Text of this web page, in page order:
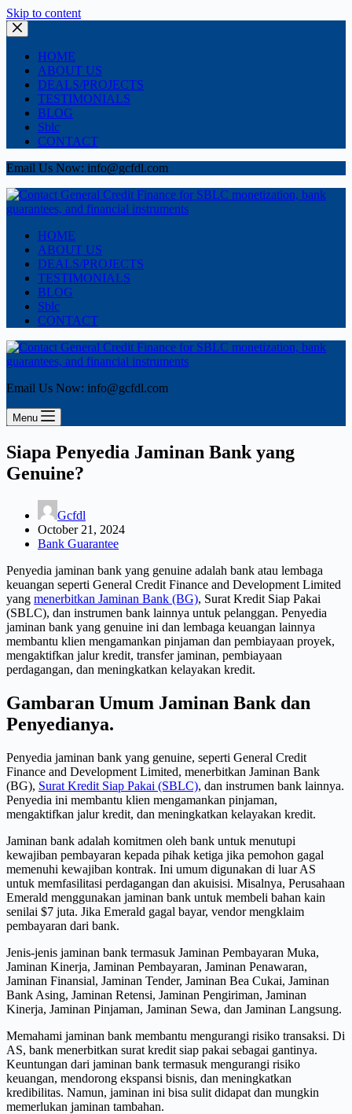
Skip to content
HOME
ABOUT US
DEALS/PROJECTS
TESTIMONIALS
BLOG
Sblc
CONTACT
Email Us Now: info@gcfdl.com
HOME
ABOUT US
DEALS/PROJECTS
TESTIMONIALS
BLOG
Sblc
CONTACT
Email Us Now: info@gcfdl.com
Menu
Siapa Penyedia Jaminan Bank yang
Genuine?
Gcfdl
October 21, 2024
Bank Guarantee
Penyedia jaminan bank yang genuine adalah bank atau lembaga
keuangan seperti General Credit Finance and Development Limited
yang menerbitkan Jaminan Bank (BG), Surat Kredit Siap Pakai
(SBLC), dan instrumen bank lainnya untuk pelanggan. Penyedia
jaminan bank yang genuine ini dan lembaga keuangan lainnya
membantu klien mengamankan pinjaman dan pembiayaan proyek,
mengaktifkan jalur kredit, transfer jaminan, pembiayaan
perdagangan, dan meningkatkan kelayakan kredit.
Gambaran Umum Jaminan Bank dan
Penyedianya.
Penyedia jaminan bank yang genuine, seperti General Credit
Finance and Development Limited, menerbitkan Jaminan Bank
(BG), Surat Kredit Siap Pakai (SBLC), dan instrumen bank lainnya.
Penyedia ini membantu klien mengamankan pinjaman,
mengaktifkan jalur kredit, dan meningkatkan kelayakan kredit.
Jaminan bank adalah komitmen oleh bank untuk menutupi
kewajiban pembayaran kepada pihak ketiga jika pemohon gagal
memenuhi kewajiban kontrak. Ini umum digunakan di luar AS
untuk memfasilitasi perdagangan dan akuisisi. Misalnya, Perusahaan
Emerald menggunakan jaminan bank untuk membeli bahan kain
senilai $7 juta. Jika Emerald gagal bayar, vendor mengklaim
pembayaran dari bank.
Jenis-jenis jaminan bank termasuk Jaminan Pembayaran Muka,
Jaminan Kinerja, Jaminan Pembayaran, Jaminan Penawaran,
Jaminan Finansial, Jaminan Tender, Jaminan Bea Cukai, Jaminan
Bank Asing, Jaminan Retensi, Jaminan Pengiriman, Jaminan
Kinerja, Jaminan Pinjaman, Jaminan Sewa, dan Jaminan Langsung.
Memahami jaminan bank membantu mengurangi risiko transaksi. Di
AS, bank menerbitkan surat kredit siap pakai sebagai gantinya.
Keuntungan dari jaminan bank termasuk mengurangi risiko
keuangan, mendorong ekspansi bisnis, dan meningkatkan
kredibilitas. Namun, jaminan ini bisa sulit didapat dan mungkin
memerlukan jaminan tambahan.